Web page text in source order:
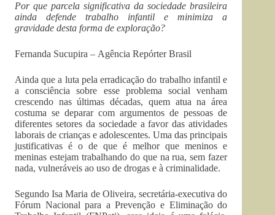
Por que parcela significativa da sociedade brasileira
ainda defende trabalho infantil e minimiza a
gravidade desta forma de exploração?
Fernanda Sucupira – Agência Repórter Brasil
Ainda que a luta pela erradicação do trabalho infantil e
a consciência sobre esse problema social venham
crescendo nas últimas décadas, quem atua na área
costuma se deparar com argumentos de pessoas de
diferentes setores da sociedade a favor das atividades
laborais de crianças e adolescentes. Uma das principais
justificativas é o de que é melhor que meninos e
meninas estejam trabalhando do que na rua, sem fazer
nada, vulneráveis ao uso de drogas e à criminalidade.
Segundo Isa Maria de Oliveira, secretária-executiva do
Fórum Nacional para a Prevenção e Eliminação do